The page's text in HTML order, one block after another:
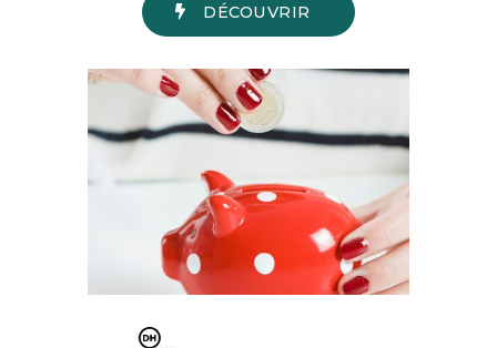
DÉCOUVRIR